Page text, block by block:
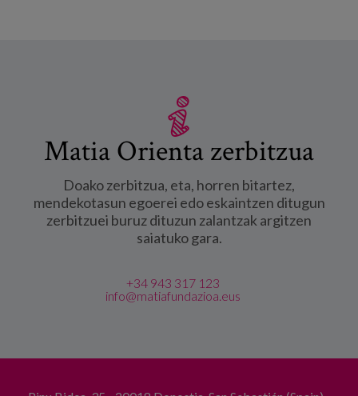
Matia Orienta zerbitzua
Doako zerbitzua, eta, horren bitartez,
mendekotasun egoerei edo eskaintzen ditugun
zerbitzuei buruz dituzun zalantzak argitzen
saiatuko gara.
+34 943 317 123
info@matiafundazioa.eus